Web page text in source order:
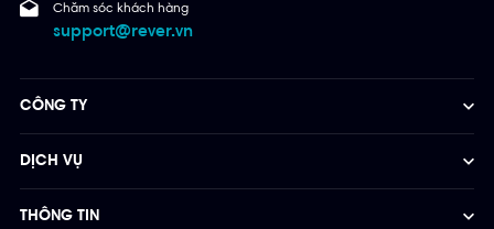
Chăm sóc khách hàng
support@rever.vn
CÔNG TY
DỊCH VỤ
THÔNG TIN